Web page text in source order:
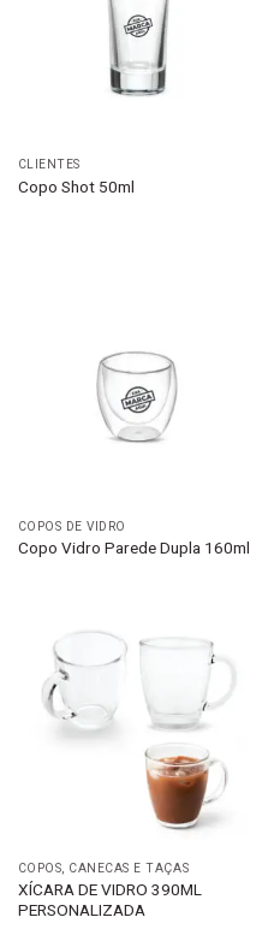
CLIENTES
Copo Shot 50ml
COPOS DE VIDRO
Copo Vidro Parede Dupla 160ml
COPOS, CANECAS E TAÇAS
XÍCARA DE VIDRO 390ML
PERSONALIZADA